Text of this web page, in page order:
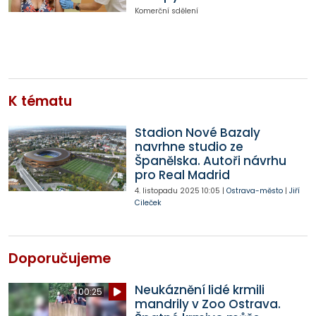
Komerční sdělení
K tématu
Stadion Nové Bazaly
navrhne studio ze
Španělska. Autoři návrhu
pro Real Madrid
4. listopadu 2025 10:05 | Ostrava-město| Jiří
Cileček
Doporučujeme
00:25
Neukáznění lidé krmili
mandrily v Zoo Ostrava.